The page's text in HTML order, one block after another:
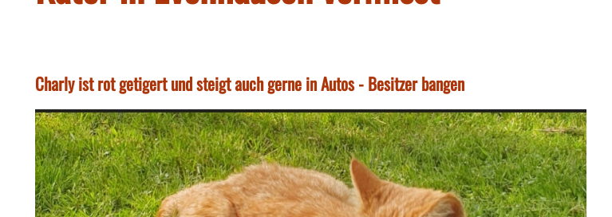
Charly ist rot getigert und steigt auch gerne in Autos - Besitzer bangen